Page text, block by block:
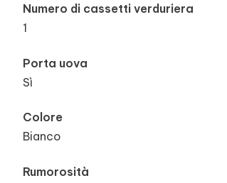
Numero di cassetti verduriera
1
Porta uova
Sì
Colore
Bianco
Rumorosità